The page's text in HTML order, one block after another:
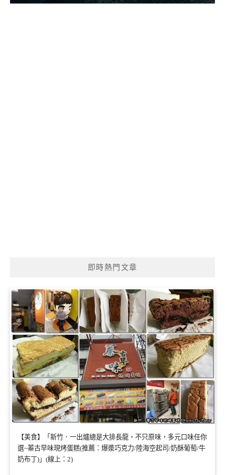
即時熱門文章
【美食】「新竹．一出爐總是大排長龍，不只原味，多元口味任你
選~蓁古早味現烤蛋糕(推薦：爆漿巧克力/陸海空起司/奶酥葡萄/牛
奶布丁)」(線上：2)